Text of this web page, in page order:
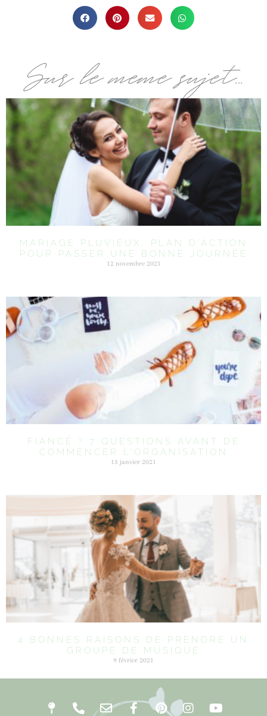
Sur le même sujet...
MARIAGE PLUVIEUX, PLAN D’ACTION
POUR PASSER UNE BONNE JOURNÉE
12 novembre 2021
FIANCÉ ? 7 QUESTIONS AVANT DE
COMMENCER L’ORGANISATION
13 janvier 2021
4 BONNES RAISONS DE PRENDRE UN
GROUPE DE MUSIQUE
9 février 2021